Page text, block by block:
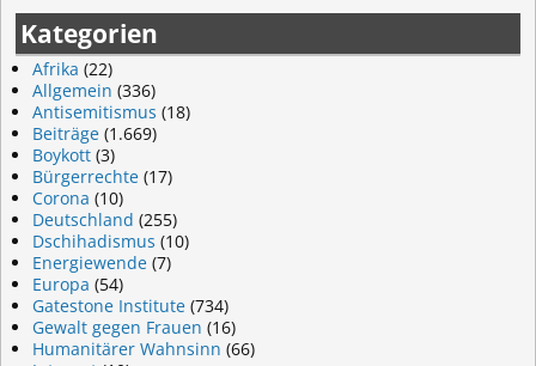
Kategorien
Afrika (22)
Allgemein (336)
Antisemitismus (18)
Beiträge (1.669)
Boykott (3)
Bürgerrechte (17)
Corona (10)
Deutschland (255)
Dschihadismus (10)
Energiewende (7)
Europa (54)
Gatestone Institute (734)
Gewalt gegen Frauen (16)
Humanitärer Wahnsinn (66)